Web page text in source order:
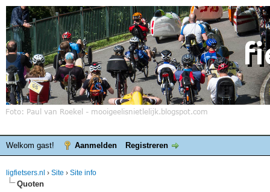
Welkom gast! Aanmelden Registreren
ligfietsers.nl › Site › Site info
Quoten